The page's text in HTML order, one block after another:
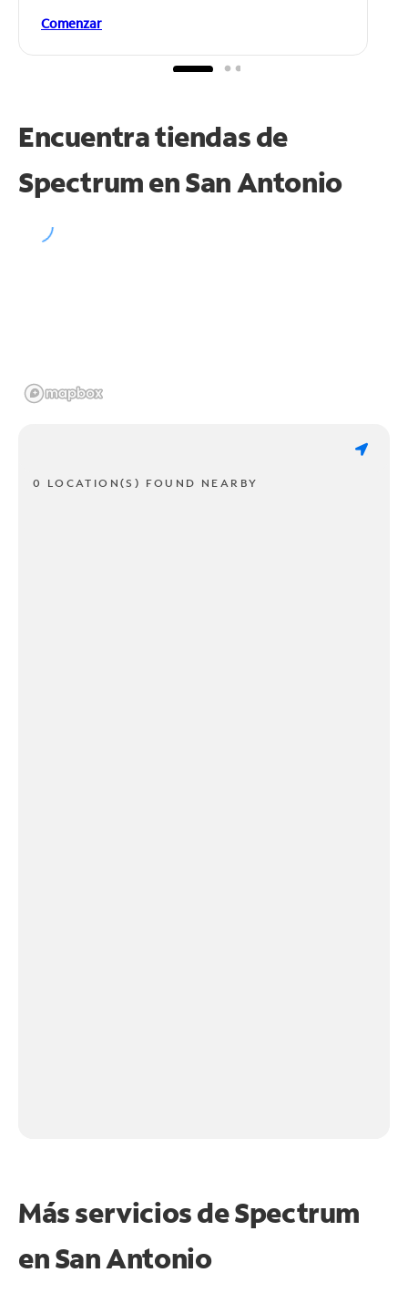
Comenzar
Encuentra tiendas de
Spectrum enSan Antonio
0 LOCATION(S) FOUND NEARBY
Más servicios de Spectrum
enSan Antonio